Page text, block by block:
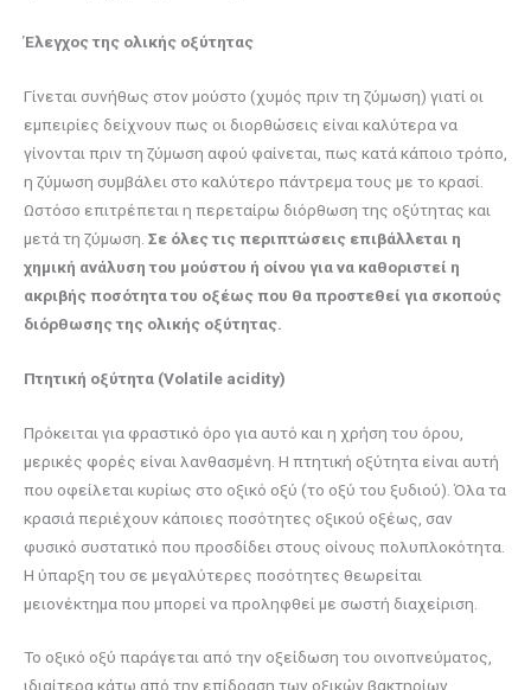
Έλεγχος της ολικής οξύτητας
Γίνεται συνήθως στον μούστο (χυμός πριν τη ζύμωση) γιατί οι
εμπειρίες δείχνουν πως οι διορθώσεις είναι καλύτερα να
γίνονται πριν τη ζύμωση αφού φαίνεται, πως κατά κάποιο τρόπο,
η ζύμωση συμβάλει στο καλύτερο πάντρεμα τους με το κρασί.
Ωστόσο επιτρέπεται η περεταίρω διόρθωση της οξύτητας και
μετά τη ζύμωση. Σε όλες τις περιπτώσεις επιβάλλεται η
χημική ανάλυση του μούστου ή οίνου για να καθοριστεί η
ακριβής ποσότητα του οξέως που θα προστεθεί για σκοπούς
διόρθωσης της ολικής οξύτητας.
Πτητική οξύτητα (Volatile acidity)
Πρόκειται για φραστικό όρο για αυτό και η χρήση του όρου,
μερικές φορές είναι λανθασμένη. Η πτητική οξύτητα είναι αυτή
που οφείλεται κυρίως στο οξικό οξύ (το οξύ του ξυδιού). Όλα τα
κρασιά περιέχουν κάποιες ποσότητες οξικού οξέως, σαν
φυσικό συστατικό που προσδίδει στους οίνους πολυπλοκότητα.
Η ύπαρξη του σε μεγαλύτερες ποσότητες θεωρείται
μειονέκτημα που μπορεί να προληφθεί με σωστή διαχείριση.
Το οξικό οξύ παράγεται από την οξείδωση του οινοπνεύματος,
ιδιαίτερα κάτω από την επίδραση των οξικών βακτηρίων